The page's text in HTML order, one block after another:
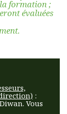
formation ;
évaluées
:
Vous